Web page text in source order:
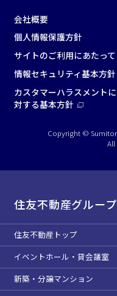
会社概要
個人情報保護方針
サイトのご利用にあたって
情報セキュリティ基本方針
カスタマーハラスメントに
対する基本方針
Copyright ©
All
住友不動産グループ
住友不動産トップ
イベントホール・貸会議室
新築・分譲マンション